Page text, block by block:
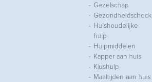
Gezelschap
Gezondheidscheck
Huishoudelijke
hulp
Hulpmiddelen
Kapper aan huis
Klushulp
Maaltijden aan huis